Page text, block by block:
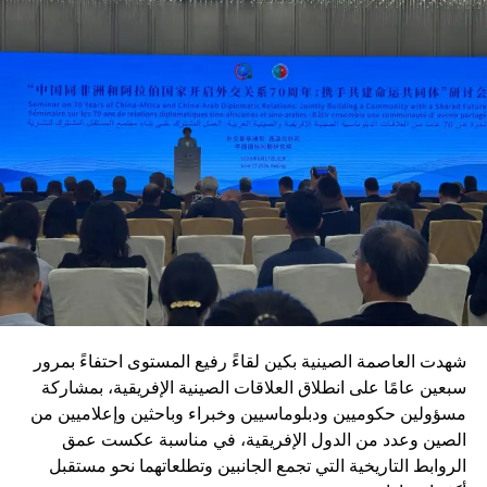
تطوير الأسلحة والتكنولوجيا العسكرية الحديثة
تعزيز القدرات في مجالات الذكاء الاصطناعي والحرب
الإلكترونية
رفع كفاءة التدريب والانضباط العسكري
مكافحة الفساد داخل المؤسسة العسكرية
تعزيز ما تسميه “الولاء المطلق للحزب” داخل القوات
المسلحة
ويأتي هذا التوجه في إطار رؤية طويلة الأمد تهدف إلى جعل
الجيش الصيني في مصاف “الجيوش العالمية من الطراز الأول”.
وفي المقابل، تؤكد القيادة الصينية أنها لا تسعى إلى الهيمنة، بل
إلى تعزيز التنمية المشتركة وبناء نظام دولي أكثر توازناً.
شهدت العاصمة الصينية بكين لقاءً رفيع المستوى احتفاءً بمرور
سبعين عامًا على انطلاق العلاقات الصينية الإفريقية، بمشاركة
مسؤولين حكوميين ودبلوماسيين وخبراء وباحثين وإعلاميين من
الصين وعدد من الدول الإفريقية، في مناسبة عكست عمق
الروابط التاريخية التي تجمع الجانبين وتطلعاتهما نحو مستقبل